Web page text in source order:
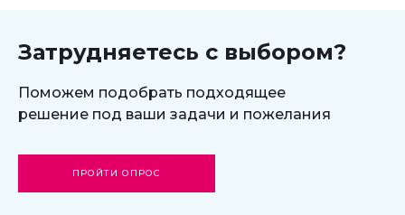
Затрудняетесь с выбором?
Поможем подобрать подходящее
решение под ваши задачи и пожелания
ПРОЙТИ ОПРОС